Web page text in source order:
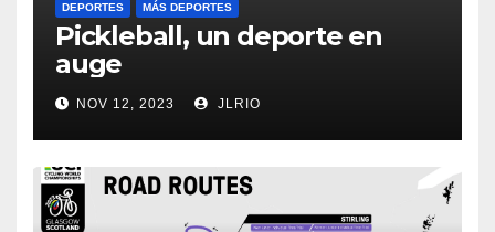
DEPORTES MÁS DEPORTES
Pickleball, un deporte en
auge
NOV 12, 2023 JLRIO